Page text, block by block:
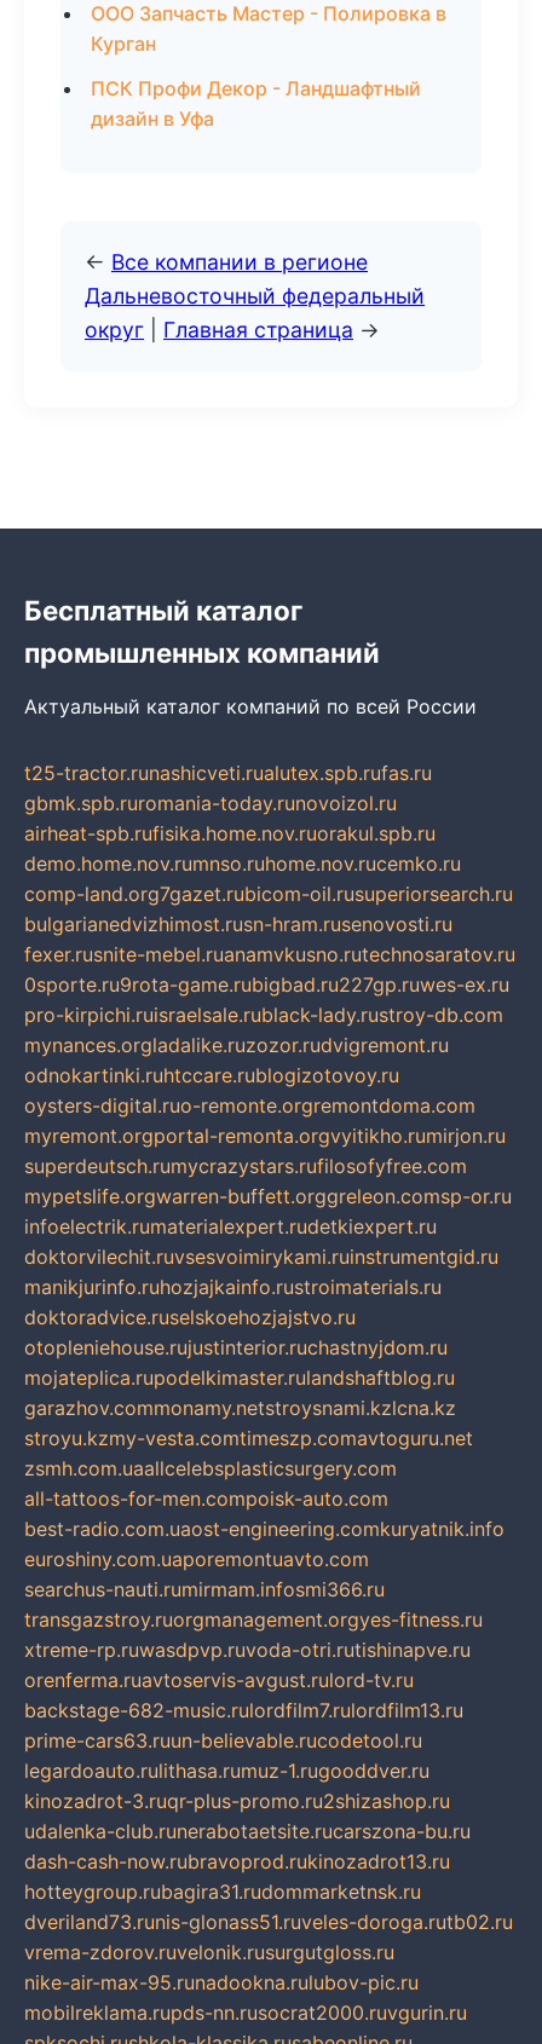
ООО Запчасть Мастер - Полировка в
Курган
ПСК Профи Декор - Ландшафтный
дизайн в Уфа
← Все компании в регионе
Дальневосточный федеральный
округ
Главная страница →
Бесплатный каталог
промышленных компаний
Актуальный каталог компаний по всей России
t25-tractor.runashicveti.rualutex.spb.rufas.ru
gbmk.spb.ruromania-today.runovoizol.ru
airheat-spb.rufisika.home.nov.ruorakul.spb.ru
demo.home.nov.rumnso.ruhome.nov.rucemko.ru
comp-land.org7gazet.rubicom-oil.rusuperiorsearch.ru
bulgarianedvizhimost.rusn-hram.rusenovosti.ru
fexer.rusnite-mebel.ruanamvkusno.rutechnosaratov.ru
0sporte.ru9rota-game.rubigbad.ru227gp.ruwes-ex.ru
pro-kirpichi.ruisraelsale.rublack-lady.rustroy-db.com
mynances.orgladalike.ruzozor.rudvigremont.ru
odnokartinki.ruhtccare.rublogizotovoy.ru
oysters-digital.ruo-remonte.orgremontdoma.com
myremont.orgportal-remonta.orgvyitikho.rumirjon.ru
superdeutsch.rumycrazystars.rufilosofyfree.com
mypetslife.orgwarren-buffett.orggreleon.comsp-or.ru
infoelectrik.rumaterialexpert.rudetkiexpert.ru
doktorvilechit.ruvsesvoimirykami.ruinstrumentgid.ru
manikjurinfo.ruhozjajkainfo.rustroimaterials.ru
doktoradvice.ruselskoehozjajstvo.ru
otopleniehouse.rujustinterior.ruchastnyjdom.ru
mojateplica.rupodelkimaster.rulandshaftblog.ru
garazhov.commonamy.netstroysnami.kzlcna.kz
stroyu.kzmy-vesta.comtimeszp.comavtoguru.net
zsmh.com.uaallcelebsplasticsurgery.com
all-tattoos-for-men.compoisk-auto.com
best-radio.com.uaost-engineering.comkuryatnik.info
euroshiny.com.uaporemontuavto.com
searchus-nauti.rumirmam.infosmi366.ru
transgazstroy.ruorgmanagement.orgyes-fitness.ru
xtreme-rp.ruwasdpvp.ruvoda-otri.rutishinapve.ru
orenferma.ruavtoservis-avgust.rulord-tv.ru
backstage-682-music.rulordfilm7.rulordfilm13.ru
prime-cars63.ruun-believable.rucodetool.ru
legardoauto.rulithasa.rumuz-1.rugooddver.ru
kinozadrot-3.ruqr-plus-promo.ru2shizashop.ru
udalenka-club.runerabotaetsite.rucarszona-bu.ru
dash-cash-now.rubravoprod.rukinozadrot13.ru
hotteygroup.rubagira31.rudommarketnsk.ru
dveriland73.runis-glonass51.ruveles-doroga.rutb02.ru
vrema-zdorov.ruvelonik.rusurgutgloss.ru
nike-air-max-95.runadookna.rulubov-pic.ru
mobilreklama.rupds-nn.rusocrat2000.ruvgurin.ru